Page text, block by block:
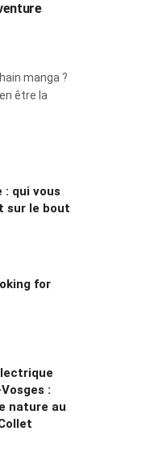
manga ?
être la
: qui vous
sur le bout
for
:
nature au